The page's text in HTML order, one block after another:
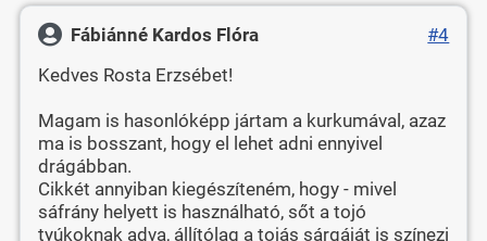
Fábiánné Kardos Flóra
#4
Kedves Rosta Erzsébet!
Magam is hasonlóképp jártam a kurkumával, azaz
ma is bosszant, hogy el lehet adni ennyivel
drágábban.
Cikkét annyiban kiegészíteném, hogy - mivel
sáfrány helyett is használható, sőt a tojó
tyúkoknak adva, állítólag a tojás sárgáját is színezi